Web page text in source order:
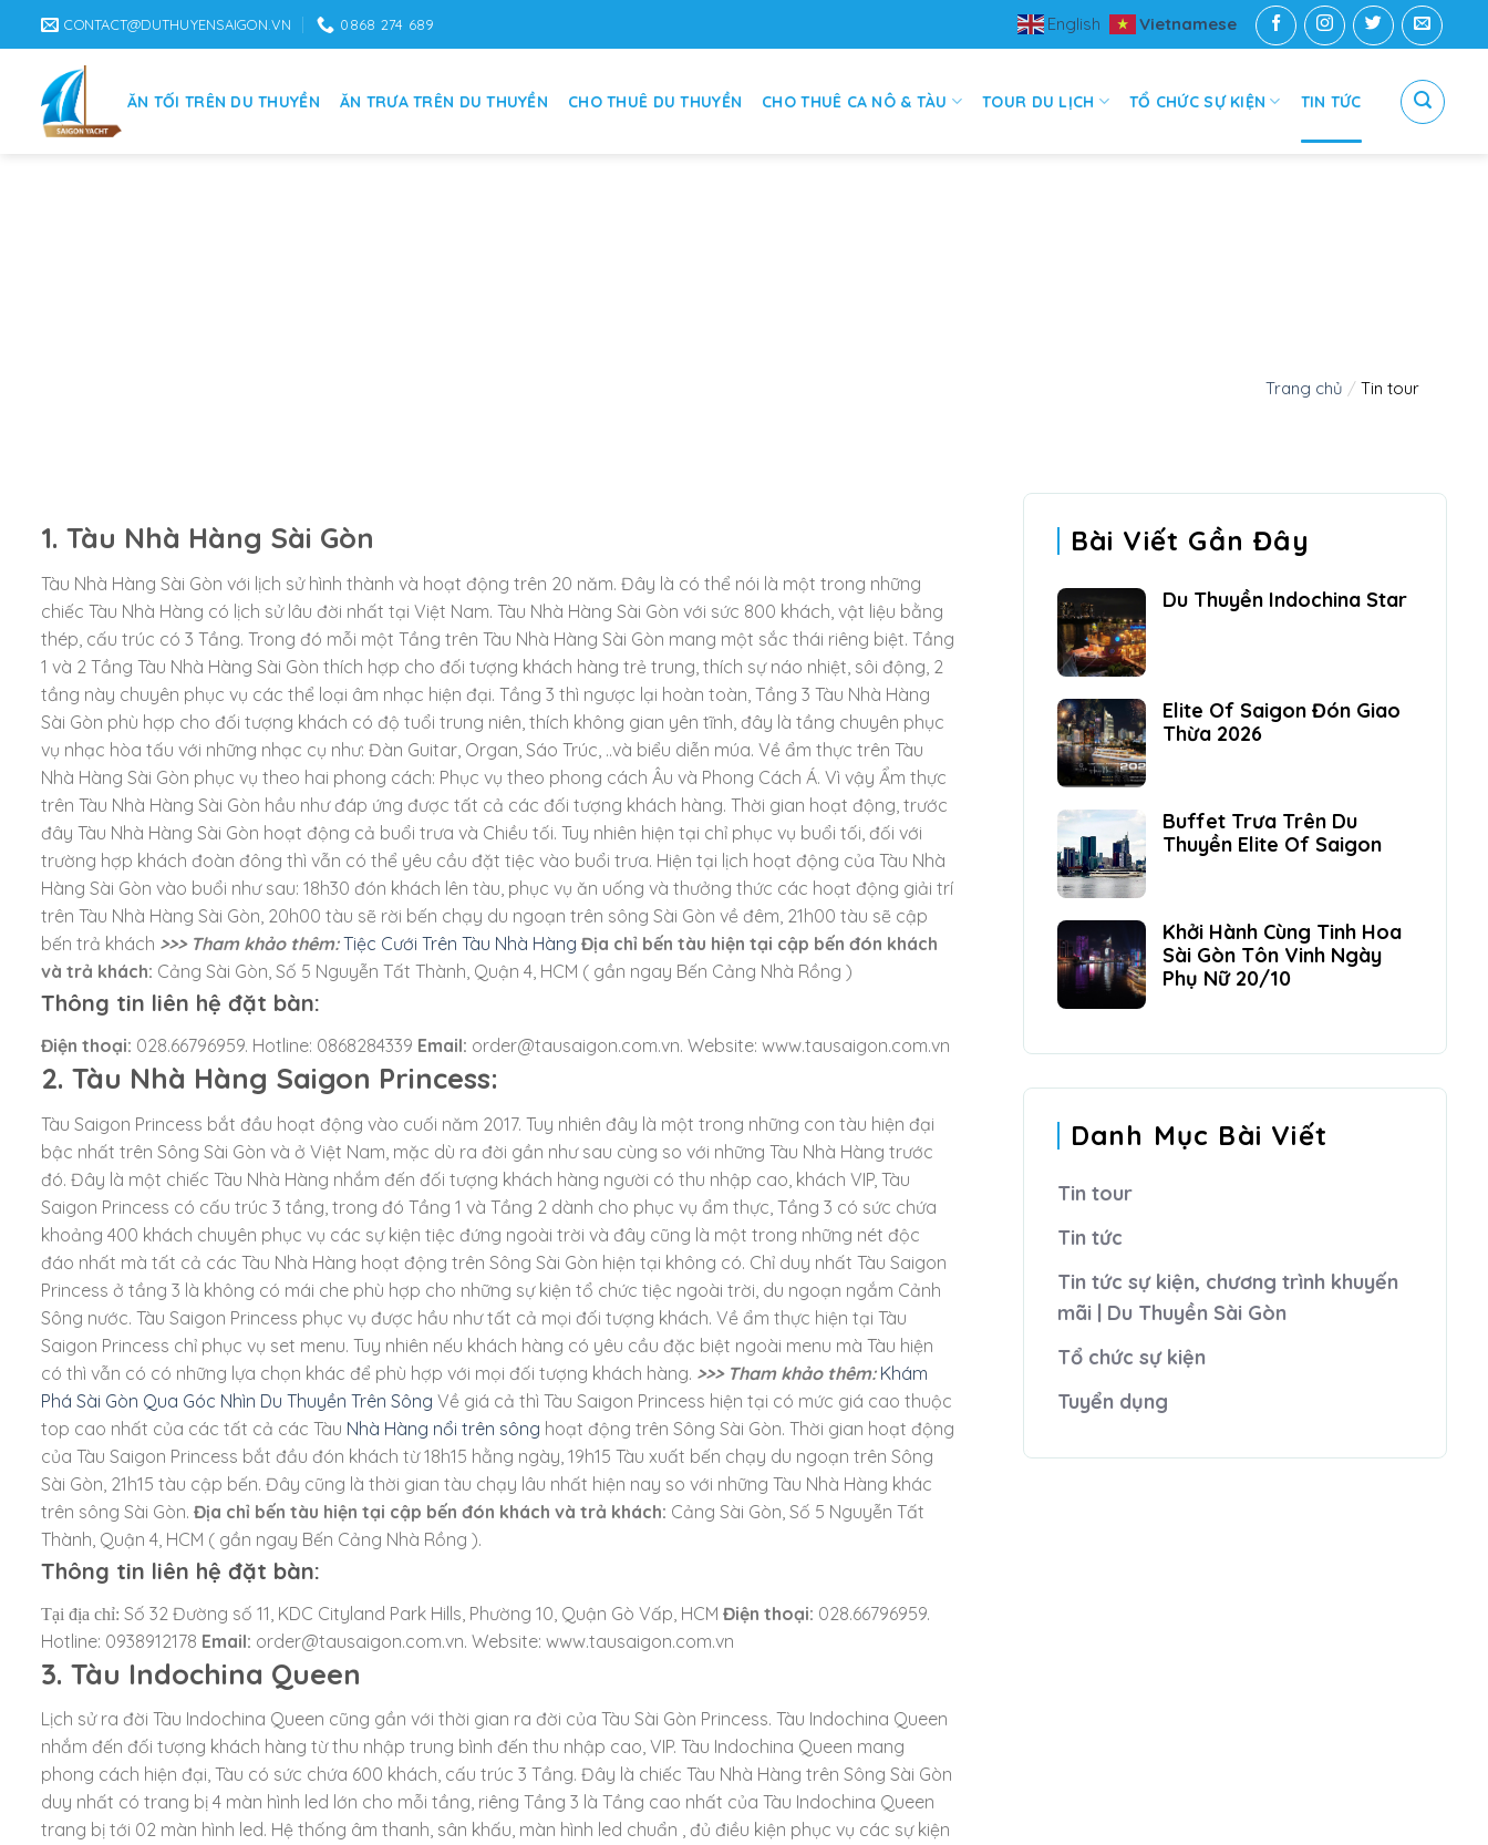
CONTACT@DUTHUYENSAIGON.VN 0868 274 689 English Vietnamese
ĂN TỐI TRÊN DU THUYỀN ĂN TRƯA TRÊN DU THUYỀN CHO THUÊ DU THUYỀN CHO THUÊ CA NÔ & TÀU TOUR DU LỊCH TỔ CHỨC SỰ KIỆN TIN TỨC
Trang chủ / Tin tour
1. Tàu Nhà Hàng Sài Gòn
Tàu Nhà Hàng Sài Gòn với lịch sử hình thành và hoạt động trên 20 năm. Đây là có thể nói là một trong những
chiếc Tàu Nhà Hàng có lịch sử lâu đời nhất tại Việt Nam. Tàu Nhà Hàng Sài Gòn với sức 800 khách, vật liệu bằng
thép, cấu trúc có 3 Tầng. Trong đó mỗi một Tầng trên Tàu Nhà Hàng Sài Gòn mang một sắc thái riêng biệt. Tầng
1 và 2 Tầng Tàu Nhà Hàng Sài Gòn thích hợp cho đối tượng khách hàng trẻ trung, thích sự náo nhiệt, sôi động, 2
tầng này chuyên phục vụ các thể loại âm nhạc hiện đại. Tầng 3 thì ngược lại hoàn toàn, Tầng 3 Tàu Nhà Hàng
Sài Gòn phù hợp cho đối tượng khách có độ tuổi trung niên, thích không gian yên tĩnh, đây là tầng chuyên phục
vụ nhạc hòa tấu với những nhạc cụ như: Đàn Guitar, Organ, Sáo Trúc, ..và biểu diễn múa. Về ẩm thực trên Tàu
Nhà Hàng Sài Gòn phục vụ theo hai phong cách: Phục vụ theo phong cách Âu và Phong Cách Á. Vì vậy Ẩm thực
trên Tàu Nhà Hàng Sài Gòn hầu như đáp ứng được tất cả các đối tượng khách hàng. Thời gian hoạt động, trước
đây Tàu Nhà Hàng Sài Gòn hoạt động cả buổi trưa và Chiều tối. Tuy nhiên hiện tại chỉ phục vụ buổi tối, đối với
trường hợp khách đoàn đông thì vẫn có thể yêu cầu đặt tiệc vào buổi trưa. Hiện tại lịch hoạt động của Tàu Nhà
Hàng Sài Gòn vào buổi như sau: 18h30 đón khách lên tàu, phục vụ ăn uống và thưởng thức các hoạt động giải trí
trên Tàu Nhà Hàng Sài Gòn, 20h00 tàu sẽ rời bến chạy du ngoạn trên sông Sài Gòn về đêm, 21h00 tàu sẽ cập
bến trả khách >>> Tham khảo thêm: Tiệc Cưới Trên Tàu Nhà Hàng Địa chỉ bến tàu hiện tại cập bến đón khách
và trả khách: Cảng Sài Gòn, Số 5 Nguyễn Tất Thành, Quận 4, HCM ( gần ngay Bến Cảng Nhà Rồng )
Thông tin liên hệ đặt bàn:
Điện thoại: 028.66796959. Hotline: 0868284339 Email: order@tausaigon.com.vn. Website: www.tausaigon.com.vn
2. Tàu Nhà Hàng Saigon Princess:
Tàu Saigon Princess bắt đầu hoạt động vào cuối năm 2017. Tuy nhiên đây là một trong những con tàu hiện đại
bậc nhất trên Sông Sài Gòn và ở Việt Nam, mặc dù ra đời gần như sau cùng so với những Tàu Nhà Hàng trước
đó. Đây là một chiếc Tàu Nhà Hàng nhắm đến đối tượng khách hàng người có thu nhập cao, khách VIP, Tàu
Saigon Princess có cấu trúc 3 tầng, trong đó Tầng 1 và Tầng 2 dành cho phục vụ ẩm thực, Tầng 3 có sức chứa
khoảng 400 khách chuyên phục vụ các sự kiện tiệc đứng ngoài trời và đây cũng là một trong những nét độc
đáo nhất mà tất cả các Tàu Nhà Hàng hoạt động trên Sông Sài Gòn hiện tại không có. Chỉ duy nhất Tàu Saigon
Princess ở tầng 3 là không có mái che phù hợp cho những sự kiện tổ chức tiệc ngoài trời, du ngoạn ngắm Cảnh
Sông nước. Tàu Saigon Princess phục vụ được hầu như tất cả mọi đối tượng khách. Về ẩm thực hiện tại Tàu
Saigon Princess chỉ phục vụ set menu. Tuy nhiên nếu khách hàng có yêu cầu đặc biệt ngoài menu mà Tàu hiện
có thì vẫn có có những lựa chọn khác để phù hợp với mọi đối tượng khách hàng. >>> Tham khảo thêm: Khám
Phá Sài Gòn Qua Góc Nhìn Du Thuyền Trên Sông Về giá cả thì Tàu Saigon Princess hiện tại có mức giá cao thuộc
top cao nhất của các tất cả các Tàu Nhà Hàng nổi trên sông hoạt động trên Sông Sài Gòn. Thời gian hoạt động
của Tàu Saigon Princess bắt đầu đón khách từ 18h15 hằng ngày, 19h15 Tàu xuất bến chạy du ngoạn trên Sông
Sài Gòn, 21h15 tàu cập bến. Đây cũng là thời gian tàu chạy lâu nhất hiện nay so với những Tàu Nhà Hàng khác
trên sông Sài Gòn. Địa chỉ bến tàu hiện tại cập bến đón khách và trả khách: Cảng Sài Gòn, Số 5 Nguyễn Tất
Thành, Quận 4, HCM ( gần ngay Bến Cảng Nhà Rồng ).
Thông tin liên hệ đặt bàn:
Tại địa chỉ: Số 32 Đường số 11, KDC Cityland Park Hills, Phường 10, Quận Gò Vấp, HCM Điện thoại: 028.66796959.
Hotline: 0938912178 Email: order@tausaigon.com.vn. Website: www.tausaigon.com.vn
3. Tàu Indochina Queen
Lịch sử ra đời Tàu Indochina Queen cũng gần với thời gian ra đời của Tàu Sài Gòn Princess. Tàu Indochina Queen
nhắm đến đối tượng khách hàng từ thu nhập trung bình đến thu nhập cao, VIP. Tàu Indochina Queen mang
phong cách hiện đại, Tàu có sức chứa 600 khách, cấu trúc 3 Tầng. Đây là chiếc Tàu Nhà Hàng trên Sông Sài Gòn
duy nhất có trang bị 4 màn hình led lớn cho mỗi tầng, riêng Tầng 3 là Tầng cao nhất của Tàu Indochina Queen
trang bị tới 02 màn hình led. Hệ thống âm thanh, sân khấu, màn hình led chuẩn , đủ điều kiện phục vụ các sự kiện
Bài Viết Gần Đây
Du Thuyền Indochina Star
Elite Of Saigon Đón Giao
Thừa 2026
Buffet Trưa Trên Du
Thuyền Elite Of Saigon
Khởi Hành Cùng Tinh Hoa
Sài Gòn Tôn Vinh Ngày
Phụ Nữ 20/10
Danh Mục Bài Viết
Tin tour
Tin tức
Tin tức sự kiện, chương trình khuyến
mãi | Du Thuyền Sài Gòn
Tổ chức sự kiện
Tuyển dụng